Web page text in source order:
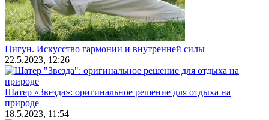
Цигун. Искусство гармонии и внутренней силы
22.5.2023, 12:26
Шатер «Звезда»: оригинальное решение для отдыха на
природе
18.5.2023, 11:54